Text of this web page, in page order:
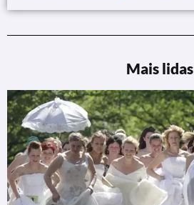
Mais lidas